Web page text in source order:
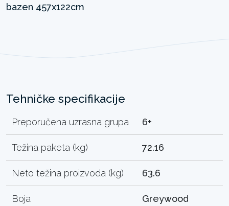
Tehničke specifikacije
Preporučena uzrasna grupa 6+
Težina paketa (kg) 72.16
Neto težina proizvoda (kg) 63.6
Boja Greywood